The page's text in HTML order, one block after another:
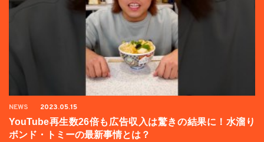
NEWS 2023.05.15
YouTube再生数26倍も広告収入は驚きの結果に！水溜り
ボンド・トミーの最新事情とは？